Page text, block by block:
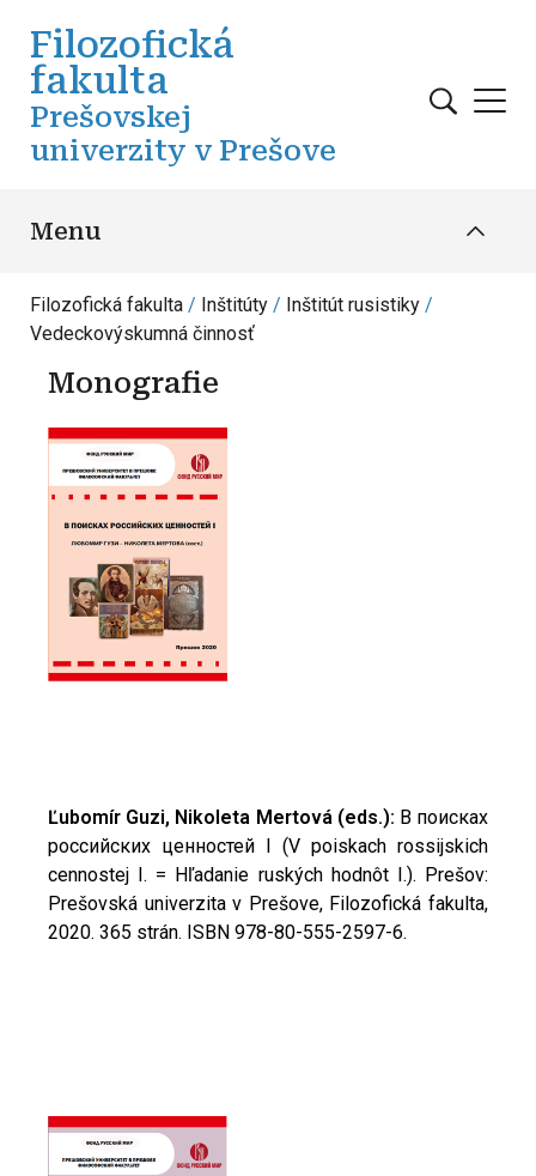
Filozofická
fakulta
Prešovskej
univerzity v Prešove
Menu
Filozofická fakulta Inštitúty
Inštitút rusistiky
Vedeckovýskumná činnosť
Monografie
Ľubomír Guzi, Nikoleta Mertová (eds.): В поисках
российских ценностей I (V poiskach rossijskich
cennostej I. = Hľadanie ruských hodnôt I.). Prešov:
Prešovská univerzita v Prešove, Filozofická fakulta,
2020. 365 strán. ISBN 978-80-555-2597-6.